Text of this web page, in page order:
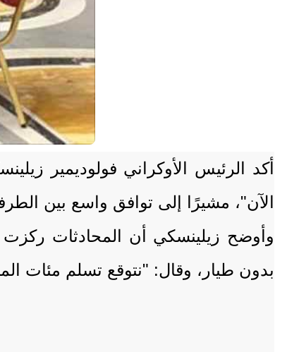
أكد الرئيس الأوكراني فولوديمير
الآن"، مشيرًا إلى توافق واسع بين
وأوضح زيلينسكي أن المحادثات ركزت
بدون طيار، وقال: "نتوقع تسلم مئات